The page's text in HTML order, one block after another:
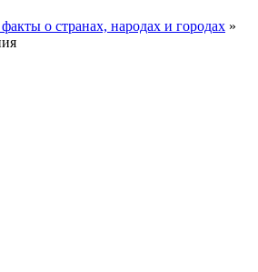
о странах, народах и городах »